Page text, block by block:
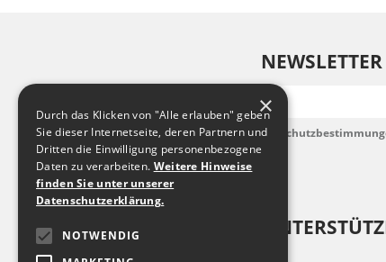
Ich habe die
akzeptiere diese.
×
Durch das Klicken von "Alle erlauben" geben
Sie dieser Internetseite, deren Partnern und
Dritten die Einwilligung personenbezogene
Daten zu verarbeiten. Weitere Hinweise
finden Sie unter unserer
Datenschutzerklärung.
NOTWENDIG